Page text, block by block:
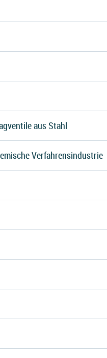
aus Stahl
Verfahrensindustrie